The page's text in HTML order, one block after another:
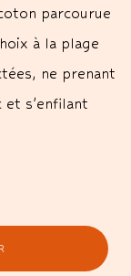
parcourue
à la plage
ne prenant
et s’enfilant